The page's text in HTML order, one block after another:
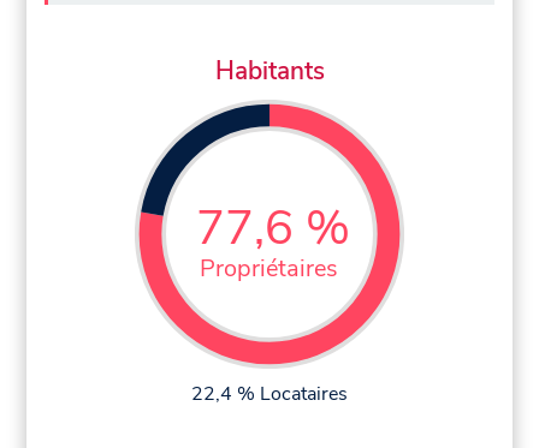
Habitants
77,6 %
Propriétaires
22,4 % Locataires